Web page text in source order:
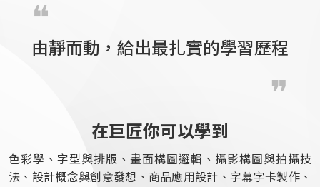
由靜而動，給出最扎實的學習歷程
在巨匠你可以學到
色彩學、字型與排版、畫面構圖邏輯、攝影構圖與拍攝技
法、設計概念與創意發想、商品應用設計、字幕字卡製作、